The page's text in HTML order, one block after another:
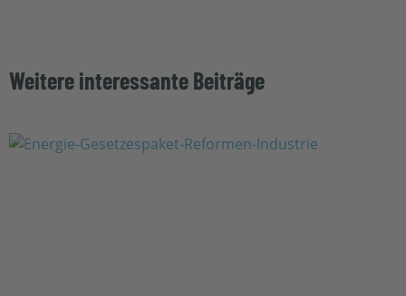
Weitere interessante Beiträge